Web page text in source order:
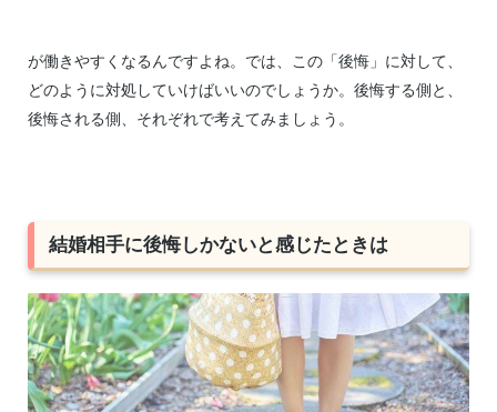
が働きやすくなるんですよね。では、この「後悔」に対して、
どのように対処していけばいいのでしょうか。後悔する側と、
後悔される側、それぞれで考えてみましょう。
結婚相手に後悔しかないと感じたときは